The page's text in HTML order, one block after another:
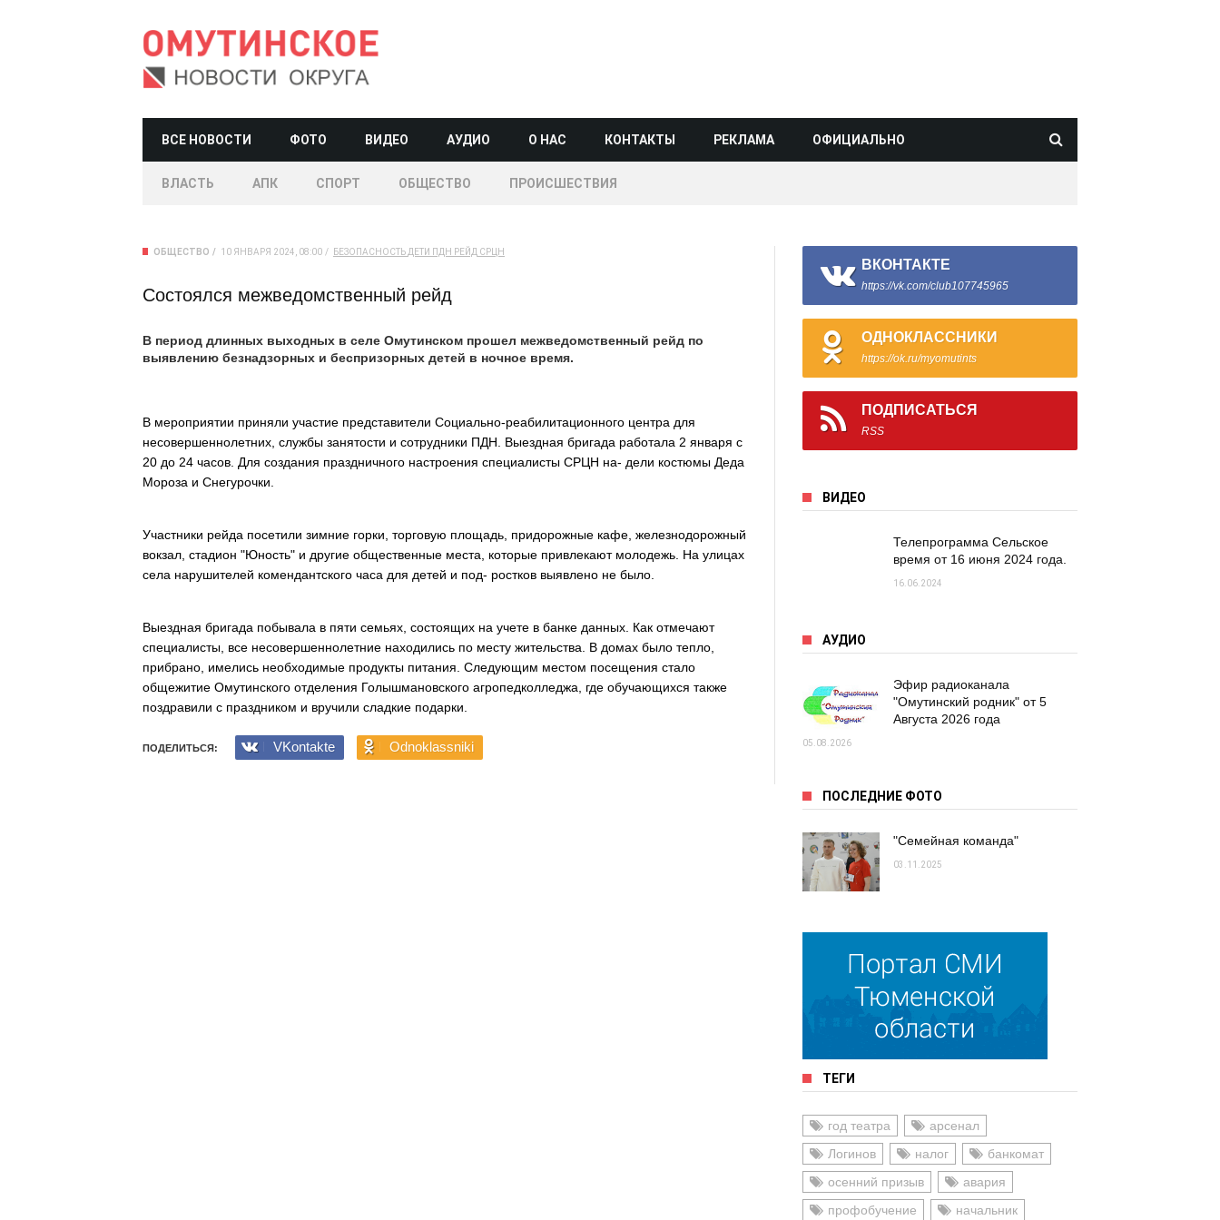
ВСЕ НОВОСТИ ФОТО ВИДЕО АУДИО О НАС КОНТАКТЫ РЕКЛАМА ОФИЦИАЛЬНО
ВЛАСТЬ АПК СПОРТ ОБЩЕСТВО ПРОИСШЕСТВИЯ
ОБЩЕСТВО 10 ЯНВАРЯ 2024, 08:00 БЕЗОПАСНОСТЬ ДЕТИ ПДН РЕЙД СРЦН
Состоялся межведомственный рейд
В период длинных выходных в селе Омутинском прошел межведомственный рейд по
выявлению безнадзорных и беспризорных детей в ночное время.
В мероприятии приняли участие представители Социально-реабилитационного центра для
несовершеннолетних, службы занятости и сотрудники ПДН. Выездная бригада работала 2 января с
20 до 24 часов. Для создания праздничного настроения специалисты СРЦН на- дели костюмы Деда
Мороза и Снегурочки.
Участники рейда посетили зимние горки, торговую площадь, придорожные кафе, железнодорожный
вокзал, стадион "Юность" и другие общественные места, которые привлекают молодежь. На улицах
села нарушителей комендантского часа для детей и под- ростков выявлено не было.
Выездная бригада побывала в пяти семьях, состоящих на учете в банке данных. Как отмечают
специалисты, все несовершеннолетние находились по месту жительства. В домах было тепло,
прибрано, имелись необходимые продукты питания. Следующим местом посещения стало
общежитие Омутинского отделения Голышмановского агропедколледжа, где обучающихся также
поздравили с праздником и вручили сладкие подарки.
ПОДЕЛИТЬСЯ: VKontakte Odnoklassniki
ВКОНТАКТЕ
https://vk.com/club107745965
ОДНОКЛАССНИКИ
https://ok.ru/myomutints
ПОДПИСАТЬСЯ
RSS
ВИДЕО
Телепрограмма Сельское
время от 16 июня 2024 года.
16.06.2024
АУДИО
Эфир радиоканала
"Омутинский родник" от 5
Августа 2026 года
05.08.2026
ПОСЛЕДНИЕ ФОТО
"Семейная команда"
03.11.2025
ТЕГИ
год театра
арсенал
Логинов
налог
банкомат
осенний призыв
авария
профобучение
начальник